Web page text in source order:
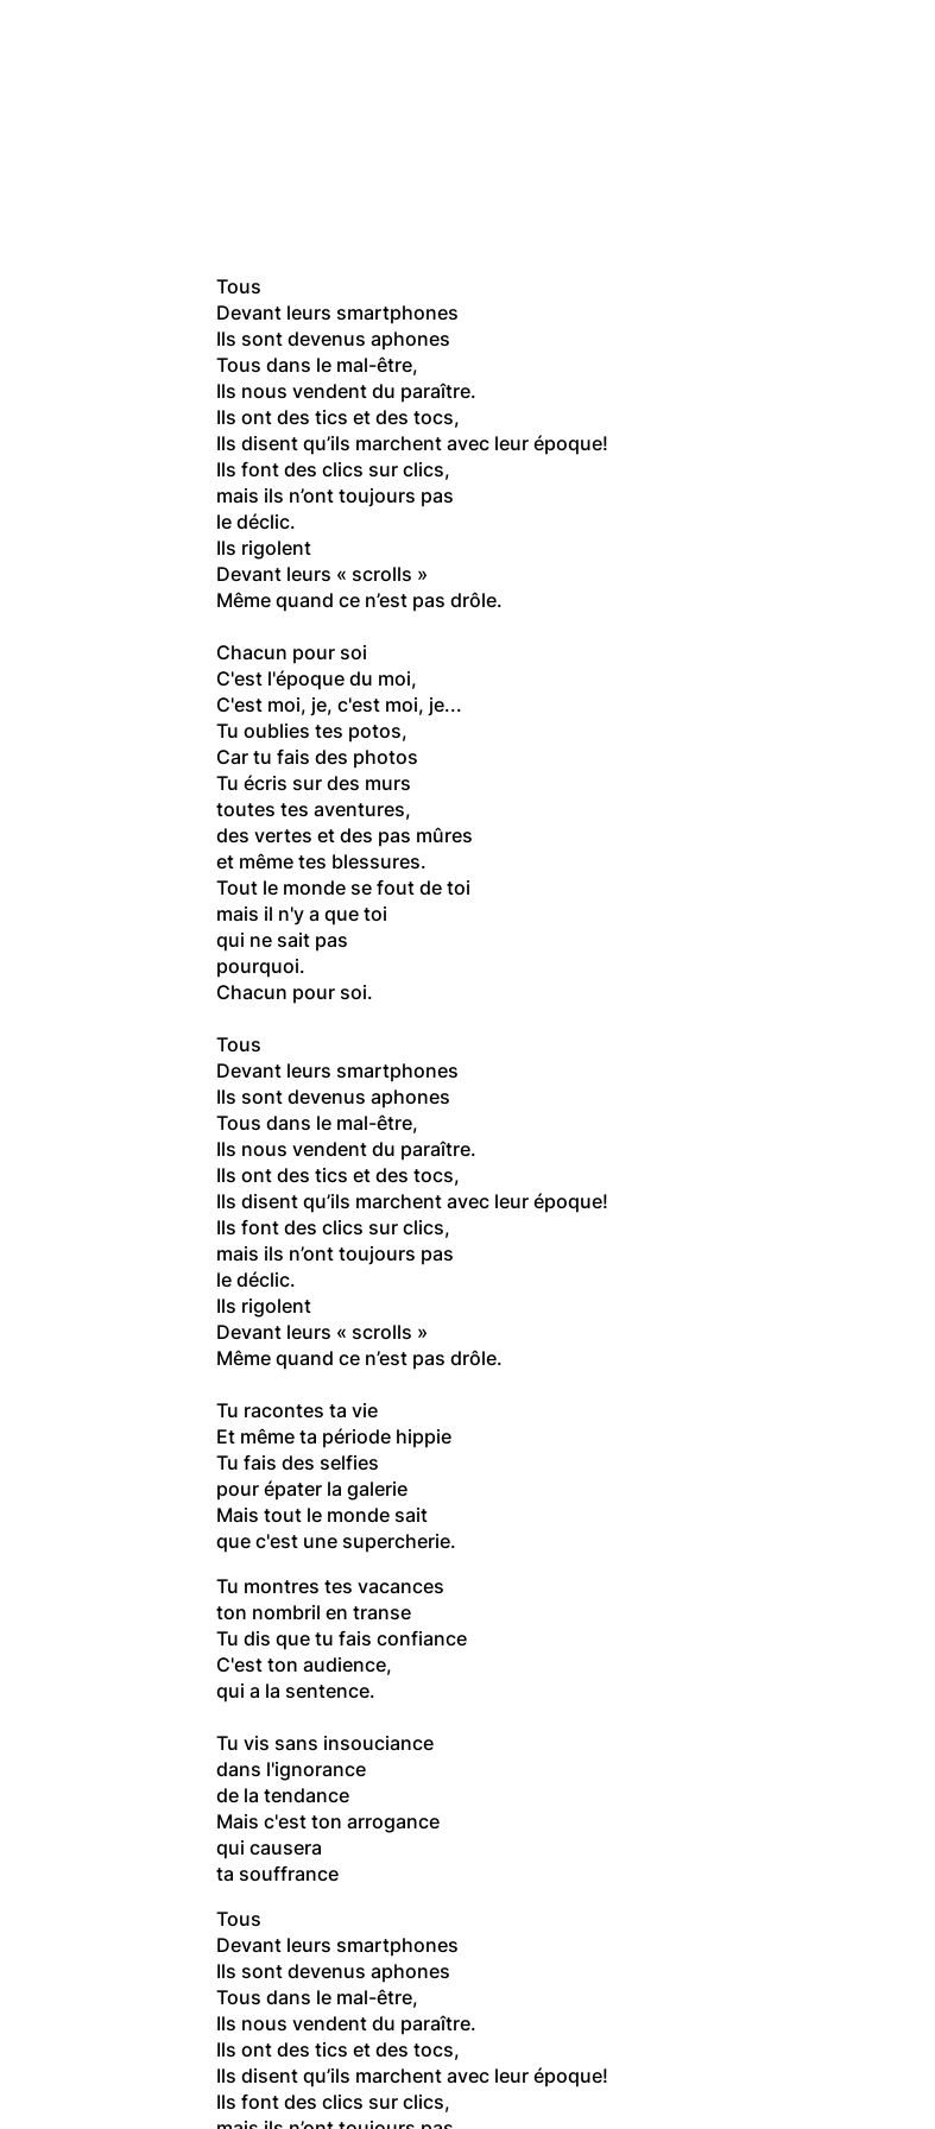
Tous
Devant leurs smartphones
Ils sont devenus aphones
Tous dans le mal-être,
Ils nous vendent du paraître.
Ils ont des tics et des tocs,
Ils disent qu’ils marchent avec leur époque!
Ils font des clics sur clics,
mais ils n’ont toujours pas
le déclic.
Ils rigolent
Devant leurs « scrolls »
Même quand ce n’est pas drôle.
Chacun pour soi
C'est l'époque du moi,
C'est moi, je, c'est moi, je...
Tu oublies tes potos,
Car tu fais des photos
Tu écris sur des murs
toutes tes aventures,
des vertes et des pas mûres
et même tes blessures.
Tout le monde se fout de toi
mais il n'y a que toi
qui ne sait pas
pourquoi.
Chacun pour soi.
Tous
Devant leurs smartphones
Ils sont devenus aphones
Tous dans le mal-être,
Ils nous vendent du paraître.
Ils ont des tics et des tocs,
Ils disent qu’ils marchent avec leur époque!
Ils font des clics sur clics,
mais ils n’ont toujours pas
le déclic.
Ils rigolent
Devant leurs « scrolls »
Même quand ce n’est pas drôle.
Tu racontes ta vie
Et même ta période hippie
Tu fais des selfies
pour épater la galerie
Mais tout le monde sait
que c'est une supercherie.
Tu montres tes vacances
ton nombril en transe
Tu dis que tu fais confiance
C'est ton audience,
qui a la sentence.
Tu vis sans insouciance
dans l'ignorance
de la tendance
Mais c'est ton arrogance
qui causera
ta souffrance
Tous
Devant leurs smartphones
Ils sont devenus aphones
Tous dans le mal-être,
Ils nous vendent du paraître.
Ils ont des tics et des tocs,
Ils disent qu’ils marchent avec leur époque!
Ils font des clics sur clics,